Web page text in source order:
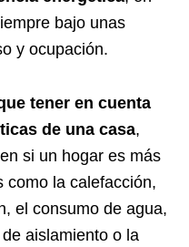
bajo unas
y ocupación.
tener en cuenta
de una casa,
si un hogar es más
como la calefacción,
el consumo de agua,
aislamiento o la